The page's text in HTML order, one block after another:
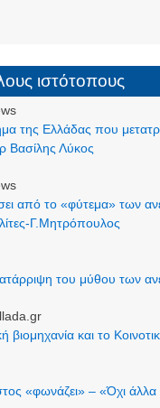
ιστότοπους
της Ελλάδας που
Βασίλης Λύκος
από το «φύτεμα» των
Γ.Μητρόπουλος
του μύθου των
βιομηχανία και το
«φωνάζει» – «Όχι άλλα